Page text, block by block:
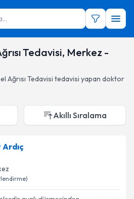
Tedavisi, Merkez -
Ağrısı Tedavisi tedavisi yapan doktor
Akıllı Sıralama